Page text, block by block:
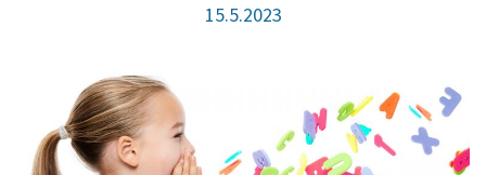
15.5.2023